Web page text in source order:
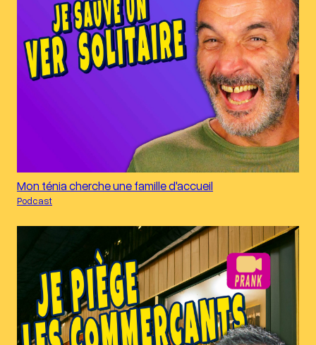
Mon ténia cherche une famille d'accueil
Podcast